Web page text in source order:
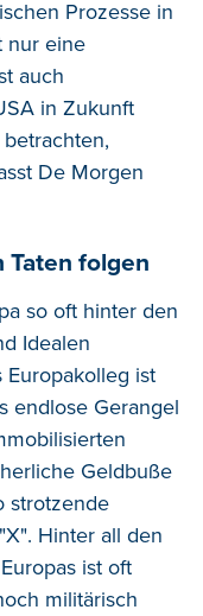
Prozesse in
nur eine
auch
in Zukunft
De Morgen
Taten folgen
so oft hinter den
Idealen
ist
endlose Gerangel
Geldbuße
strotzende
Hinter all den
ist oft
militärisch